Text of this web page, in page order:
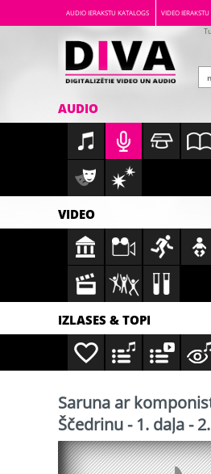
AUDIO IERAKSTU KATALOGS VIDEO
AUDIO
VIDEO
IZLASES & TOPI
Saruna ar
Ščedrinu - 1. daļa -